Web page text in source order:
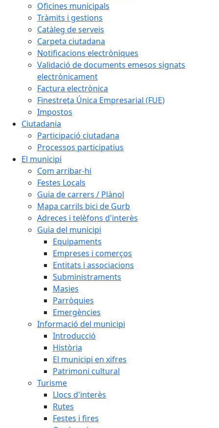
Oficines municipals
Tràmits i gestions
Catàleg de serveis
Carpeta ciutadana
Notificacions electròniques
Validació de documents emesos signats
electrònicament
Factura electrònica
Finestreta Única Empresarial (FUE)
Impostos
Ciutadania
Participació ciutadana
Processos participatius
El municipi
Com arribar-hi
Festes Locals
Guia de carrers / Plànol
Mapa carrils bici de Gurb
Adreces i telèfons d'interès
Guia del municipi
Equipaments
Empreses i comerços
Entitats i associacions
Subministraments
Masies
Parròquies
Emergències
Informació del municipi
Introducció
Història
El municipi en xifres
Patrimoni cultural
Turisme
Llocs d'interès
Rutes
Festes i fires